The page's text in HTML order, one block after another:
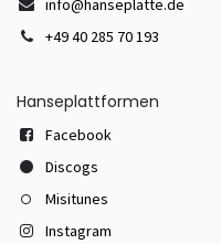
+49 40 285 70 193
Hanseplattformen
Facebook
Discogs
Misitunes
Instagram